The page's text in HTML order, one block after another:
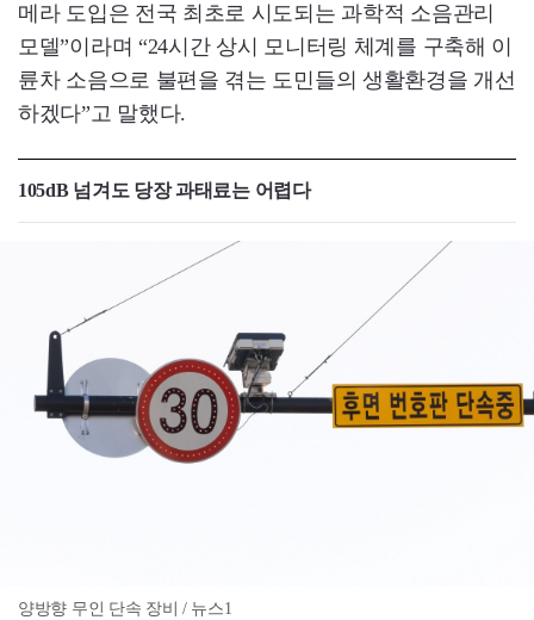
메라 도입은 전국 최초로 시도되는 과학적 소음관리
모델”이라며 “24시간 상시 모니터링 체계를 구축해 이
륜차 소음으로 불편을 겪는 도민들의 생활환경을 개선
하겠다”고 말했다.
105dB 넘겨도 당장 과태료는 어렵다
양방향 무인 단속 장비 / 뉴스1